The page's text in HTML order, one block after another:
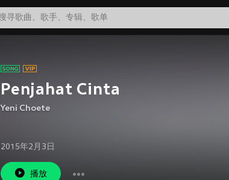
Penjahat Cinta
Yeni Choete
2015年2月3日
播放